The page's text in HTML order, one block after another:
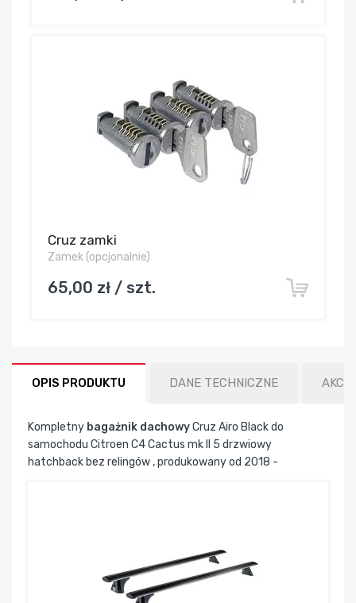
Cruz zamki
Zamek (opcjonalnie)
65,00 zł / szt.
OPIS PRODUKTU DANE TECHNICZNE
Kompletny bagażnik dachowyCruz Airo Black do
samochodu Citroen C4 Cactus mk II 5 drzwiowy
hatchback bez relingów , produkowany od 2018 -